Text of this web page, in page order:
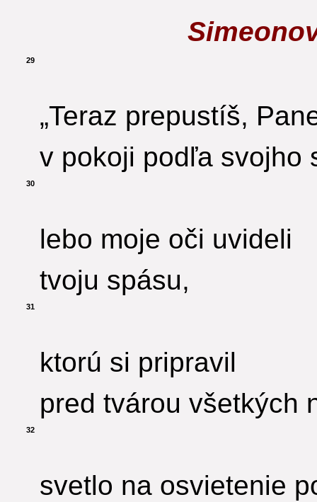
29
„Teraz prepustíš,
v pokoji podľa svojho
30
lebo moje oči uvideli
tvoju spásu,
31
ktorú si pripravil
pred tvárou všetkých
32
svetlo na osvietenie